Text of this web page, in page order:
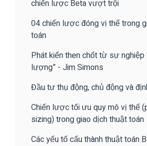
chiến lược Beta vượt trội
04 chiến lược đóng vị thế trong
toán
Phát kiến then chốt từ sự nghiệp
lượng” - Jim Simons
Đầu tư thụ động, chủ động và
Chiến lược tối ưu quy mô vị thế
sizing) trong giao dịch thuật toán
Các yếu tố cấu thành thuật toán